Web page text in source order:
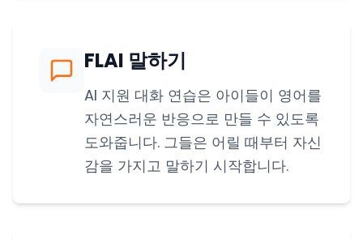
FLAI 말하기
AI 지원 대화 연습은 아이들이 영어를
자연스러운 반응으로 만들 수 있도록
도와줍니다. 그들은 어릴 때부터 자신
감을 가지고 말하기 시작합니다.